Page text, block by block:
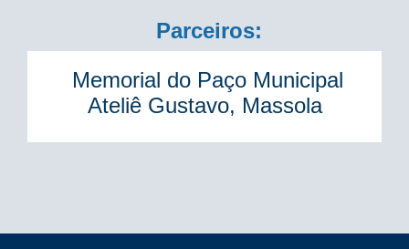
Parceiros:
Memorial do Paço Municipal
Ateliê Gustavo, Massola